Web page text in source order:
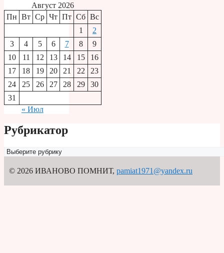
Август 2026
Пн Вт Ср Чт Пт Сб Вс
1
2
3
4 5 6 7 8
9
10
11 12 13 14 15
16
17
18 19 20 21 22
23
24
25 26 27 28 29
30
31
« Июл
Рубрикатор
Рубрикатор
© 2026 ИВАНОВО ПОМНИТ, pamiat1971@yandex.ru